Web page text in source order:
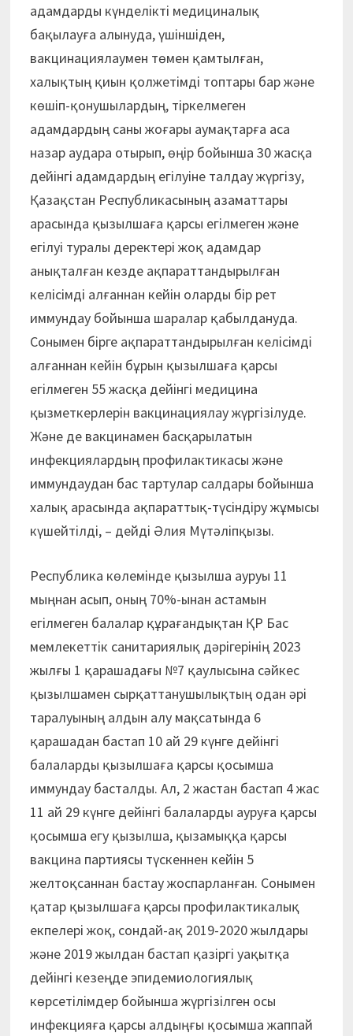
адамдарды күнделікті медициналық
бақылауға алынуда, үшіншіден,
вакцинациялаумен төмен қамтылған,
халықтың қиын қолжетімді топтары бар және
көшіп-қонушылардың, тіркелмеген
адамдардың саны жоғары аумақтарға аса
назар аудара отырып, өңір бойынша 30 жасқа
дейінгі адамдардың егілуіне талдау жүргізу,
Қазақстан Республикасының азаматтары
арасында қызылшаға қарсы егілмеген және
егілуі туралы деректері жоқ адамдар
анықталған кезде ақпараттандырылған
келісімді алғаннан кейін оларды бір рет
иммундау бойынша шаралар қабылдануда.
Сонымен бірге ақпараттандырылған келісімді
алғаннан кейін бұрын қызылшаға қарсы
егілмеген 55 жасқа дейінгі медицина
қызметкерлерін вакцинациялау жүргізілуде.
Және де вакцинамен басқарылатын
инфекциялардың профилактикасы және
иммундаудан бас тартулар салдары бойынша
халық арасында ақпараттық-түсіндіру жұмысы
күшейтілді, – дейді Әлия Мүтәліпқызы.
Республика көлемінде қызылша ауруы 11
мыңнан асып, оның 70%-ынан астамын
егілмеген балалар құрағандықтан ҚР Бас
мемлекеттік санитариялық дәрігерінің 2023
жылғы 1 қарашадағы №7 қаулысына сәйкес
қызылшамен сырқаттанушылықтың одан әрі
таралуының алдын алу мақсатында 6
қарашадан бастап 10 ай 29 күнге дейінгі
балаларды қызылшаға қарсы қосымша
иммундау басталды. Ал, 2 жастан бастап 4 жас
11 ай 29 күнге дейінгі балаларды ауруға қарсы
қосымша егу қызылша, қызамыққа қарсы
вакцина партиясы түскеннен кейін 5
желтоқсаннан бастау жоспарланған. Сонымен
қатар қызылшаға қарсы профилактикалық
екпелері жоқ, сондай-ақ 2019-2020 жылдары
және 2019 жылдан бастап қазіргі уақытқа
дейінгі кезеңде эпидемиологиялық
көрсетілімдер бойынша жүргізілген осы
инфекцияға қарсы алдыңғы қосымша жаппай